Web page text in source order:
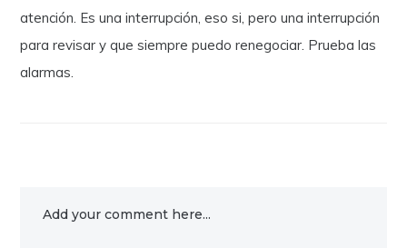
atención. Es una interrupción, eso si, pero una interrupción
para revisar y que siempre puedo renegociar. Prueba las
alarmas.